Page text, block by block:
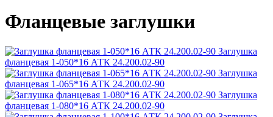
Фланцевые заглушки
Заглушка
фланцевая 1-050*16 АТК 24.200.02-90
Заглушка
фланцевая 1-065*16 АТК 24.200.02-90
Заглушка
фланцевая 1-080*16 АТК 24.200.02-90